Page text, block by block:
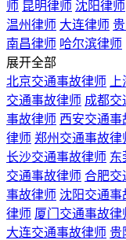
师 昆明律师 沈阳律师
温州律师 大连律师
南昌律师 哈尔滨律师
展开全部
北京交通事故律师
交通事故律师 成都交
事故律师 西安交通事
律师 郑州交通事故律
长沙交通事故律师 东
交通事故律师 合肥交
事故律师 沈阳交通事
律师 厦门交通事故律
大连交通事故律师 贵